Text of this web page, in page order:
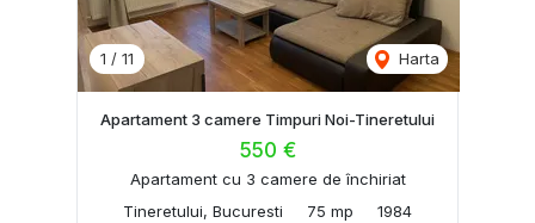
1 / 11 Harta
Apartament 3 camere Timpuri Noi-Tineretului
550 €
Apartament cu 3 camere de închiriat
Tineretului, Bucuresti
75 mp 1984